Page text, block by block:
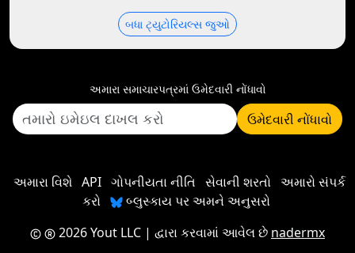
બધા ટ્યુટોરિયલ્સ જુઓ
અમારા સમાચારપત્રમાં ઉમેદવારી નોંધાવો
ઉમેદવારી નોંધાવો
અમારા વિશે API ગોપનીયતા નીતિ સેવાની શરતો અમારો સંપર્ક
કરો
બ્લુસ્કાય પર અમને અનુસરો
2026 Yout LLC | દ્વારા કરવામાં આવેલ છે nadermx